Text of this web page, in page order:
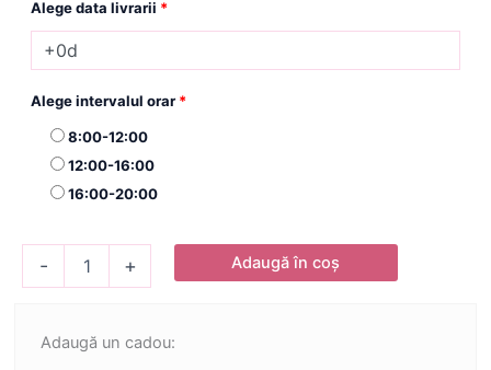
Alege data livrarii *
Alege intervalul orar*
8:00-12:00
12:00-16:00
16:00-20:00
- + Adaugă în coș
Adaugă un cadou: